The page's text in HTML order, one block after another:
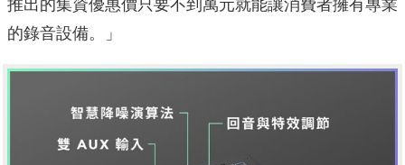
推出的集資優惠價只要不到萬元就能讓消費者擁有專業
的錄音設備。」